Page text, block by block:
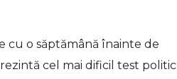
cu o săptămână înainte de
cel mai dificil test politic